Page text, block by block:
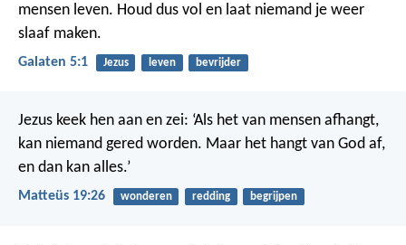
mensen leven. Houd dus vol en laat niemand je weer
slaaf maken.
Galaten 5:1 Jezus leven bevrijder
Jezus keek hen aan en zei: ‘Als het van mensen afhangt,
kan niemand gered worden. Maar het hangt van God af,
en dan kan alles.’
Matteüs 19:26 wonderen redding begrijpen